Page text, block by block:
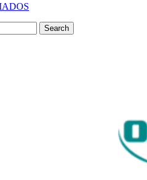
Search